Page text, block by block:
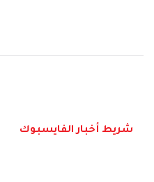
شريط أخبار الفايسبوك